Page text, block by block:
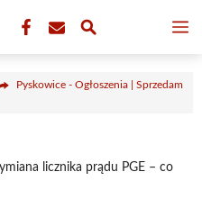
Pyskowice - Ogłoszenia | Sprzedam
licznika prądu PGE – co